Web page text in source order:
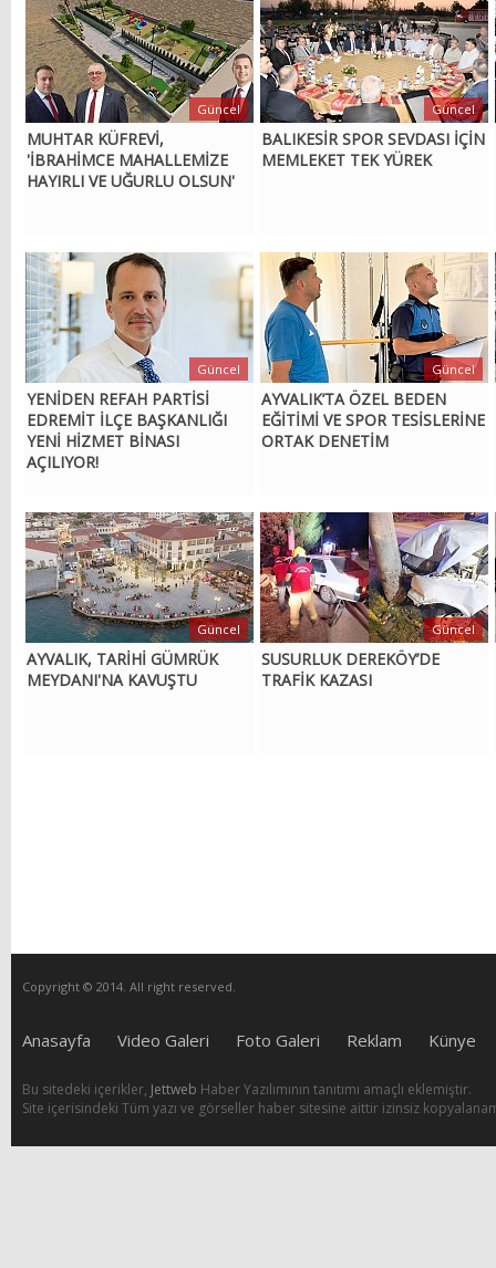
MUHTAR KÜFREVİ,
'İBRAHİMCE MAHALLEMİZE
HAYIRLI VE UĞURLU OLSUN'
Güncel
BALIKESİR SPOR SEVDASI İÇİN
MEMLEKET TEK YÜREK
Güncel
YENİDEN REFAH PARTİSİ
EDREMİT İLÇE BAŞKANLIĞI
YENİ HİZMET BİNASI
AÇILIYOR!
Güncel
AYVALIK’TA ÖZEL BEDEN
EĞİTİMİ VE SPOR TESİSLERİNE
ORTAK DENETİM
Güncel
AYVALIK, TARİHİ GÜMRÜK
MEYDANI'NA KAVUŞTU
Güncel
SUSURLUK DEREKÖY’DE
TRAFİK KAZASI
Güncel
Copyright © 2014. All right reserved.
Anasayfa Video Galeri Foto Galeri Reklam Künye
Bu sitedeki içerikler, Jettweb Haber Yazılımının tanıtımı amaçlı eklemiştir.
Site içerisindeki Tüm yazı ve görseller haber sitesine aittir izinsiz